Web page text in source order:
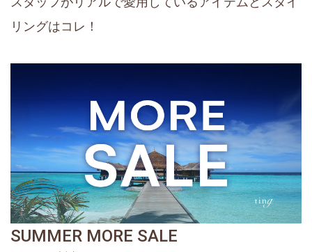
リングはコレ！
SUMMER MORE SALE